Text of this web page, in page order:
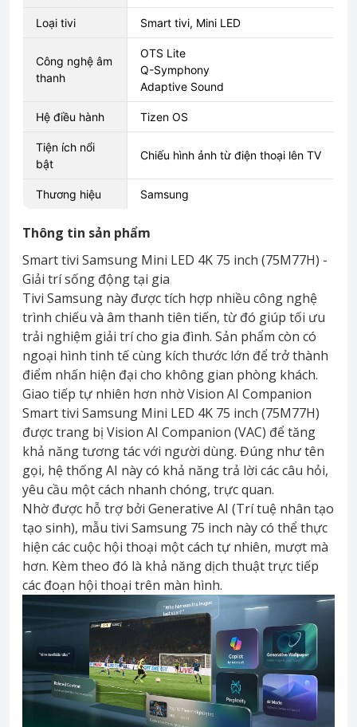
Loại tivi Smart tivi, Mini LED
Công nghệ âm
thanh
OTS Lite
Q-Symphony
Adaptive Sound
Hệ điều hành Tizen OS
Tiện ích nổi
bật
Chiếu hình ảnh từ điện thoại lên TV
Thương hiệu Samsung
Thông tin sản phẩm
Smart tivi Samsung Mini LED 4K 75 inch (75M77H) -
Giải trí sống động tại gia
Tivi Samsung này được tích hợp nhiều công nghệ
trình chiếu và âm thanh tiên tiến, từ đó giúp tối ưu
trải nghiệm giải trí cho gia đình. Sản phẩm còn có
ngoại hình tinh tế cùng kích thước lớn để trở thành
điểm nhấn hiện đại cho không gian phòng khách.
Giao tiếp tự nhiên hơn nhờ Vision AI Companion
Smart tivi Samsung Mini LED 4K 75 inch (75M77H)
được trang bị Vision AI Companion (VAC) để tăng
khả năng tương tác với người dùng. Đúng như tên
gọi, hệ thống AI này có khả năng trả lời các câu hỏi,
yêu cầu một cách nhanh chóng, trực quan.
Nhờ được hỗ trợ bởi Generative AI (Trí tuệ nhân tạo
tạo sinh), mẫu tivi Samsung 75 inch này có thể thực
hiện các cuộc hội thoại một cách tự nhiên, mượt mà
hơn. Kèm theo đó là khả năng dịch thuật trực tiếp
các đoạn hội thoại trên màn hình.